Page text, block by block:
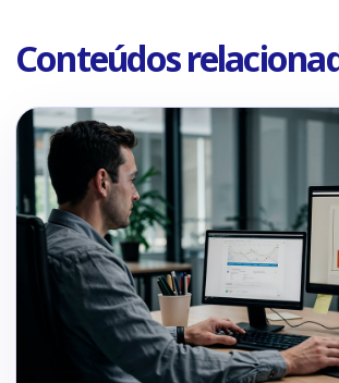
Conteúdos